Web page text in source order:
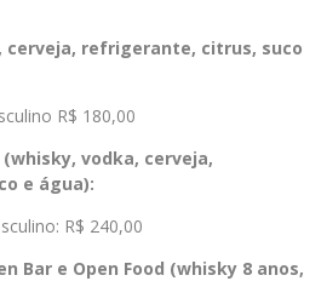
cerveja, refrigerante, citrus, suco
R$ 180,00
vodka, cerveja,
e água):
R$ 240,00
Bar e Open Food (whisky 8 anos,